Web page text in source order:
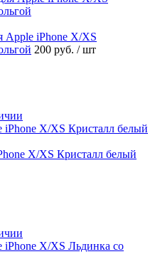
Apple iPhone X/XS
200 руб. / шт
X/XS Кристалл белый